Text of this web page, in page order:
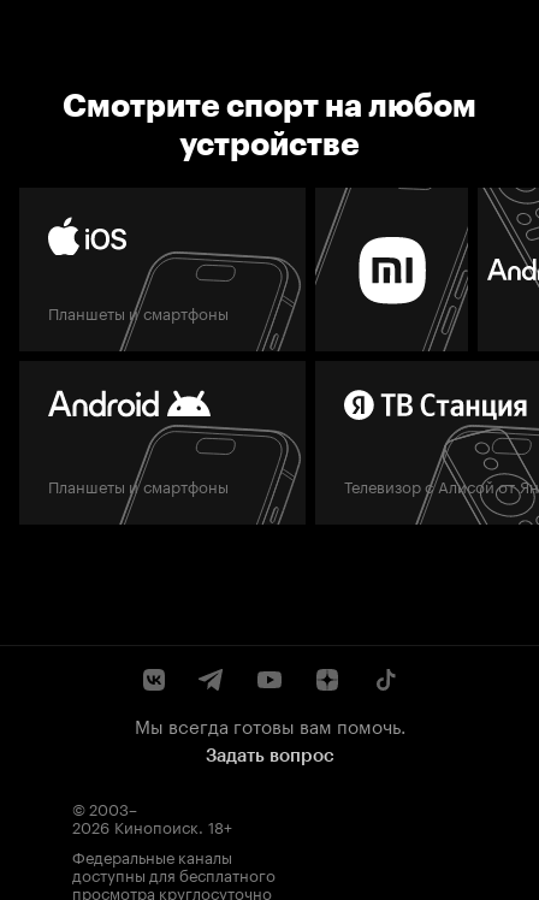
Смотрите спорт на любом
устройстве
Планшеты и смартфоны
Планшеты и смартфоны Телевизор с Алисой от
Мы всегда готовы вам помочь.
Задать вопрос
© 2003–
2026 Кинопоиск. 18+
Федеральные каналы
доступны для бесплатного
просмотра круглосуточно